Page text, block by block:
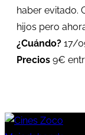
haber evitado.
hijos pero
¿Cuándo? 17/
Precios 9€